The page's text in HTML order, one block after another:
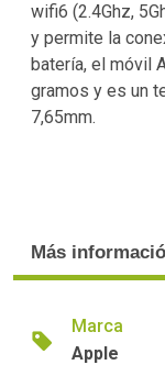
wifi6 (2.4Ghz,
y permite la
batería, el móvil
gramos y es un
7,65mm.
Más
Marca
Apple